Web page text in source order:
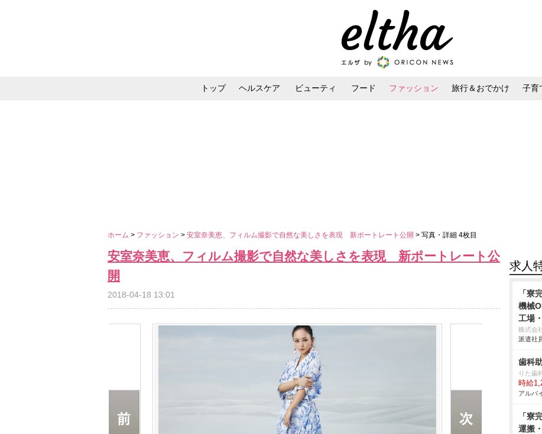
トップ ヘルスケア ビューティ フード ファッション 旅行＆おでかけ 子育
ホーム > ファッション > 安室奈美恵、フィルム撮影で自然な美しさを表現 新ポートレート公開 > 写真・詳細 4枚目
安室奈美恵、フィルム撮影で自然な美しさを表現 新ポートレート公
開
2018-04-18 13:01
求人
「寮
機械
工場
株式会
派遣社
歯科
りた歯
時給
アルバ
「寮
運搬